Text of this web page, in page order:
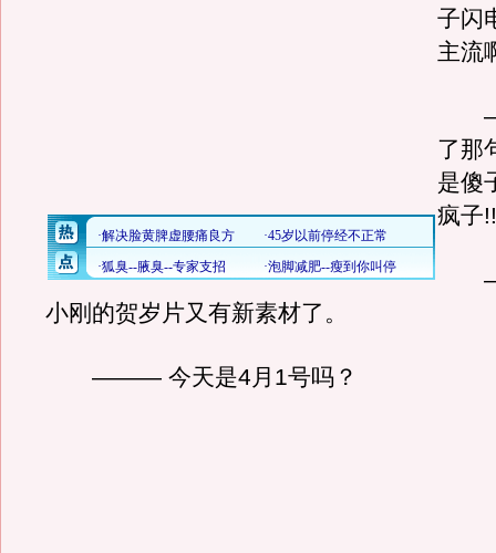
子闪
主
了那
是傻
疯子!!
小刚的贺岁片又有新素材了。
——— 今天是4月1号吗？